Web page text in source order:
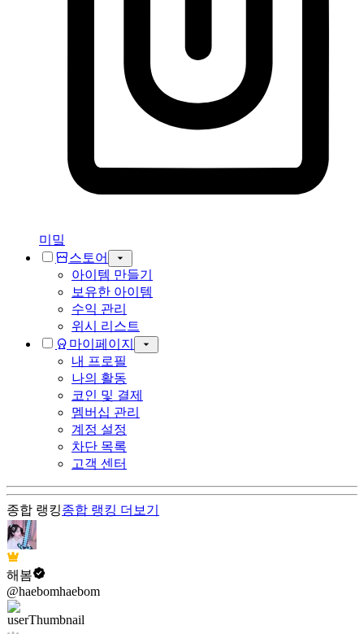
미밐
스토어
아이템 만들기
보유한 아이템
수익 관리
위시 리스트
마이페이지
내 프로필
나의 활동
코인 및 결제
멤버십 관리
계정 설정
차단 목록
고객 센터
종합 랭킹종합 랭킹 더보기
해봄
@haebomhaebom